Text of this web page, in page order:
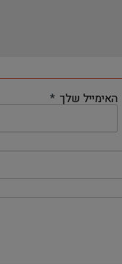
האימייל שלך